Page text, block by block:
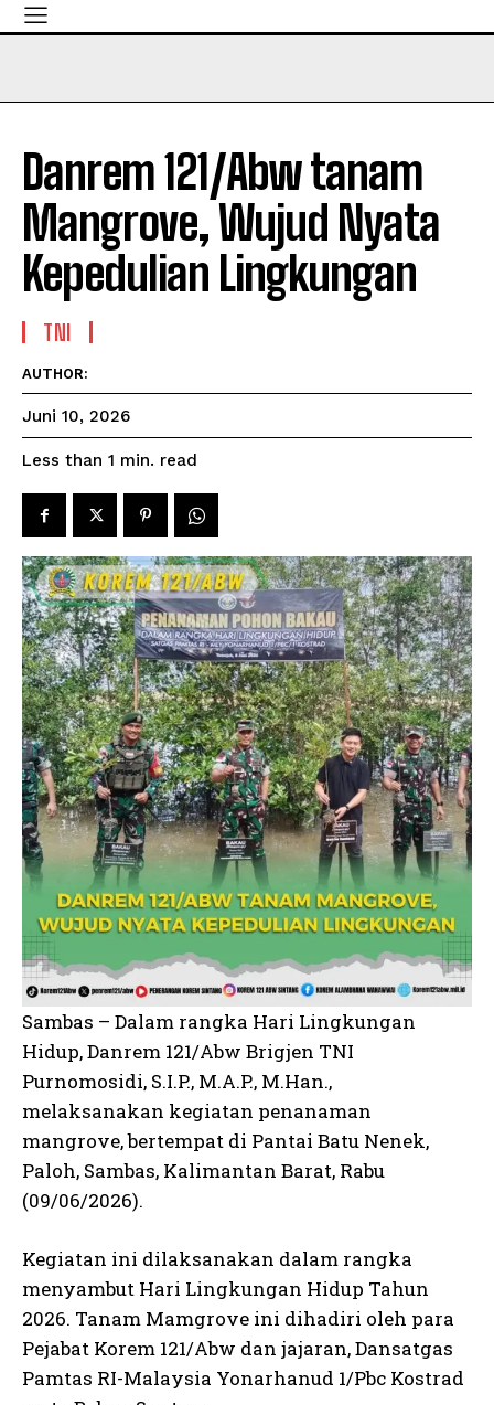
Danrem 121/Abw tanam
Mangrove, Wujud Nyata
Kepedulian Lingkungan
TNI
AUTHOR:
Juni 10, 2026
Less than 1 min. read
Sambas – Dalam rangka Hari Lingkungan
Hidup, Danrem 121/Abw Brigjen TNI
Purnomosidi, S.I.P., M.A.P., M.Han.,
melaksanakan kegiatan penanaman
mangrove, bertempat di Pantai Batu Nenek,
Paloh, Sambas, Kalimantan Barat, Rabu
(09/06/2026).
Kegiatan ini dilaksanakan dalam rangka
menyambut Hari Lingkungan Hidup Tahun
2026. Tanam Mamgrove ini dihadiri oleh para
Pejabat Korem 121/Abw dan jajaran, Dansatgas
Pamtas RI-Malaysia Yonarhanud 1/Pbc Kostrad